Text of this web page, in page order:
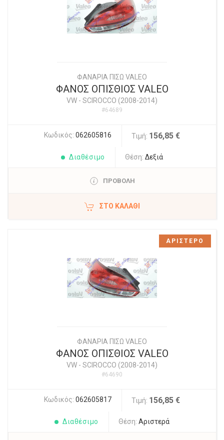
ΦΑΝΑΡΙΑ ΠΙΣΩ VALEO
ΦΑΝΟΣ ΟΠΙΣΘΙΟΣ VALEO
VW - SCIROCCO (2008-2014)
#64689
Κωδικός: 062605816 Τιμή: 156,85 €
Διαθέσιμο Θέση: Δεξιά
ΠΡΟΒΟΛΗ
ΣΤΟ ΚΑΛΆΘΙ
ΦΑΝΑΡΙΑ ΠΙΣΩ VALEO
ΦΑΝΟΣ ΟΠΙΣΘΙΟΣ VALEO
VW - SCIROCCO (2008-2014)
#64690
Κωδικός: 062605817 Τιμή: 156,85 €
Διαθέσιμο Θέση: Αριστερά
ΑΡΙΣΤΕΡΟ